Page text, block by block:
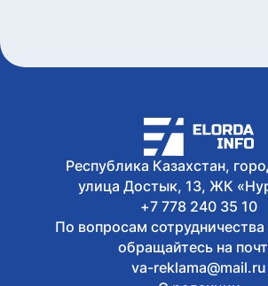
Казахстан представил
8 августа, 2026
Жители Астаны
выиграть до 600 тысяч
книг
Республика Казахстан,
улица Достык, 13, ЖК
+7 778 240 35 10
По вопросам
обращайтесь на
va-reklama@mail.ru